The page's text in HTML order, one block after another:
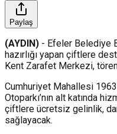
Paylaş
(AYDIN) - Efeler Belediye
hazırlığı yapan çiftlere
Kent Zarafet Merkezi,
Cumhuriyet Mahallesi
Otoparkı’nın alt katında
çiftlere ücretsiz gelinlik,
sağlayacak.